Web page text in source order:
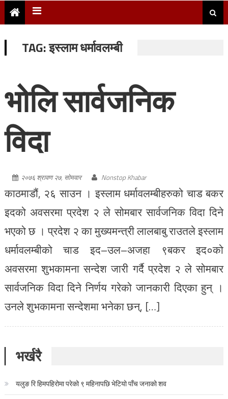
TAG:इस्लाम धर्मावलम्बी
भोलि सार्वजनिक
विदा
२०७६ श्रावण २७, सोमवार Nonstop Khabar
काठमाडौं, २६ साउन । इस्लाम धर्मावलम्बीहरुको चाड बकर
इदको अवसरमा प्रदेश २ ले सोमबार सार्वजनिक विदा दिने
भएको छ । प्रदेश २ का मुख्यमन्त्री लालबाबु राउतले इस्लाम
धर्मावलम्बीको चाड इद–उल–अजहा ९बकर इद०को
अवसरमा शुभकामना सन्देश जारी गर्दै प्रदेश २ ले सोमबार
सार्वजनिक विदा दिने निर्णय गरेको जानकारी दिएका हुन् ।
उनले शुभकामना सन्देशमा भनेका छन्, […]
भर्खरै
यलुङ रि हिमपहिरोमा परेको ९ महिनापछि भेटियो पाँच जनाको शव